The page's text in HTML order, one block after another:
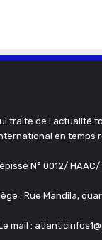
traite de l actualité
en temps
N° 0012/
: Rue Mandila,
mail :